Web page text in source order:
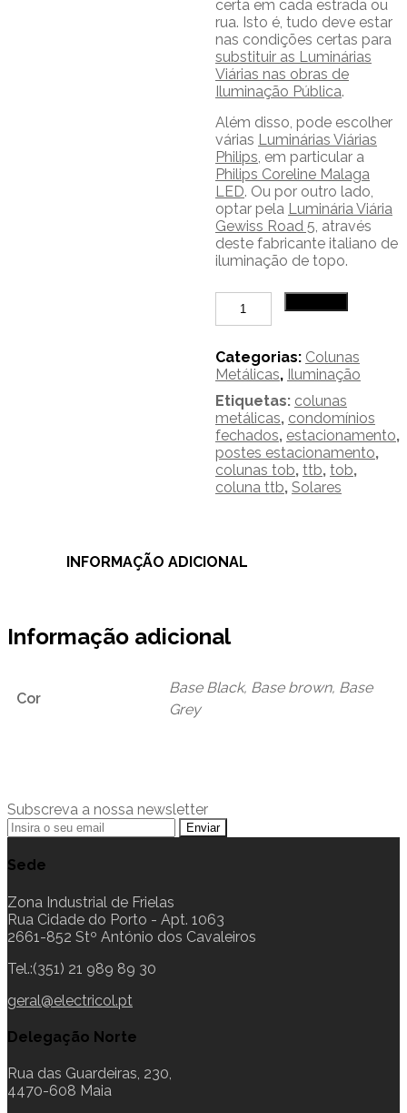
certa em cada estrada ou
rua. Isto é, tudo deve estar
nas condições certas para
substituir as Luminárias
Viárias nas obras de
Iluminação Pública.
Além disso, pode escolher
várias Luminárias Viárias
Philips, em particular a
Philips Coreline Malaga
LED. Ou por outro lado,
optar pela Luminária Viária
Gewiss Road 5, através
deste fabricante italiano de
iluminação de topo.
Quantidade
-
Colunas
Metálicas
para
Iluminação
Pública
Categorias: Colunas
Metálicas, Iluminação
Etiquetas: colunas
metálicas, condomínios
fechados, estacionamento,
postes estacionamento,
colunas tob, ttb, tob,
coluna ttb, Solares
INFORMAÇÃO ADICIONAL
Informação adicional
Cor
Base Black, Base brown, Base
Grey
Subscreva a nossa newsletter
Sede
Zona Industrial de Frielas
Rua Cidade do Porto - Apt. 1063
2661-852 Stº António dos Cavaleiros
Tel.:(351) 21 989 89 30
geral@electricol.pt
Delegação Norte
Rua das Guardeiras, 230,
4470-608 Maia